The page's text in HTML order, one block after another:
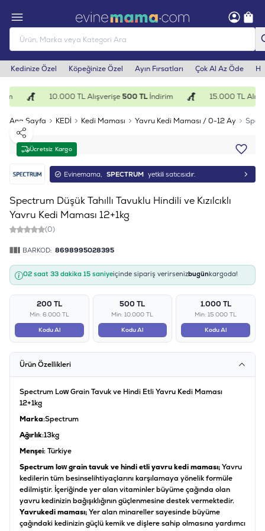
Kedinize Özel Köpeğinize Özel Ayın Fırsatları Çok Al Az Öde
10.000 TL Alışverişe500 TLİndirim 15.000 TL
Ana Sayfa KEDİ Kedi Maması Yavru Kedi Maması / 0-12 Ay
Ücretsiz Kargo
Paylaş
Evinemama, SPECTRUM yetkili satıcısıdır.
Spectrum Düşük Tahıllı Tavuklu Hindili ve Kızılcıklı
Yavru Kedi Maması 12+1kg
(0)
BARKOD: 8698995028395
02 saat 33 dakika 14 saniyeiçinde sipariş verirsenizbugünkargoda!
200 TL
Min: 6.000 TL
Kodu Al
500 TL
Min: 10.000 TL
Kodu Al
1.000 TL
Min: 15.000 TL
Kodu Al
Ürün Özellikleri
Spectrum Low Grain Tavuk ve Hindi Etli Yavru Kedi Maması
12+1kg
Marka:Spectrum
Ağırlık:13kg
Menşei: Türkiye
Spectrum low grain tavuk ve hindi etli yavru kedi maması;Yavru
kedilerin tüm besinselihtiyaçlarını karşılamaya yönelik formüle
edilmiştir. İçeriğinde yer alan vitaminler büyüme çağında olan
yavru kedinizin bağışıklığının güçlenmesine destek vermektedir.
Yavrukedi maması;Yer alan minareller sayesinde büyüme
çağındaki kedinizin güçlü kemik ve dişlere sahip olmasına yardımcı